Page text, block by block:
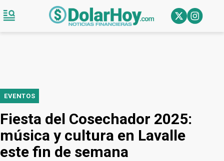
EVENTOS
Fiesta del Cosechador 2025:
música y cultura en Lavalle
este fin de semana